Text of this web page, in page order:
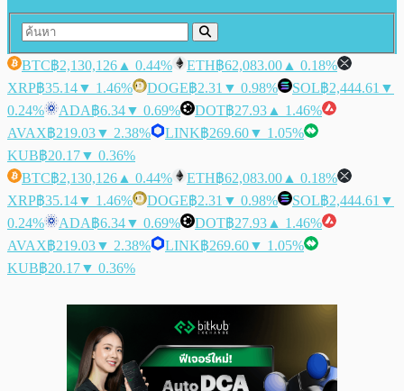
BTC฿2,130,126 ▲ 0.44% ETH฿62,083.00 ▲ 0.18%
XRP฿35.14▼ 1.46% DOGE฿2.31 ▼ 0.98% SOL฿2,444.61 ▼
0.24%
ADA฿6.34▼ 0.69% DOT฿27.93 ▲ 1.46%
AVAX฿219.03▼ 2.38% LINK฿269.60▼ 1.05%
KUB฿20.17▼ 0.36%
BTC฿2,130,126 ▲ 0.44% ETH฿62,083.00 ▲ 0.18%
XRP฿35.14▼ 1.46% DOGE฿2.31 ▼ 0.98% SOL฿2,444.61 ▼
0.24%
ADA฿6.34▼ 0.69% DOT฿27.93 ▲ 1.46%
AVAX฿219.03▼ 2.38% LINK฿269.60▼ 1.05%
KUB฿20.17▼ 0.36%